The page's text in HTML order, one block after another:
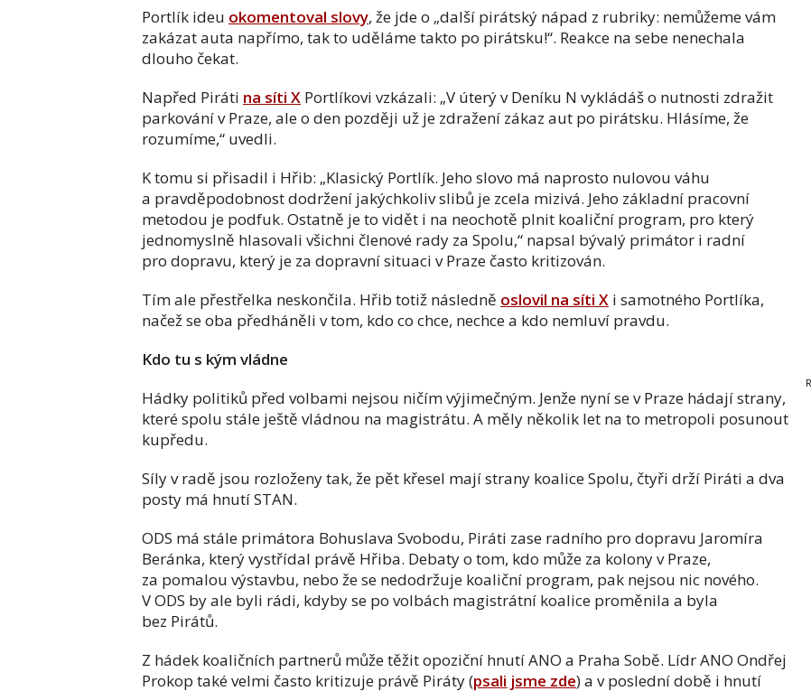
Portlík ideu okomentoval slovy, že jde o „další pirátský nápad z rubriky: nemůžeme vám
zakázat auta napřímo, tak to uděláme takto po pirátsku!“. Reakce na sebe nenechala
dlouho čekat.
Napřed Piráti na síti X Portlíkovi vzkázali: „V úterý v Deníku N vykládáš o nutnosti zdražit
parkování v Praze, ale o den později už je zdražení zákaz aut po pirátsku. Hlásíme, že
rozumíme,“ uvedli.
K tomu si přisadil i Hřib: „Klasický Portlík. Jeho slovo má naprosto nulovou váhu
a pravděpodobnost dodržení jakýchkoliv slibů je zcela mizivá. Jeho základní pracovní
metodou je podfuk. Ostatně je to vidět i na neochotě plnit koaliční program, pro který
jednomyslně hlasovali všichni členové rady za Spolu,“ napsal bývalý primátor i radní
pro dopravu, který je za dopravní situaci v Praze často kritizován.
Tím ale přestřelka neskončila. Hřib totiž následně oslovil na síti X i samotného Portlíka,
načež se oba předháněli v tom, kdo co chce, nechce a kdo nemluví pravdu.
Kdo tu s kým vládne
Hádky politiků před volbami nejsou ničím výjimečným. Jenže nyní se v Praze hádají strany,
které spolu stále ještě vládnou na magistrátu. A měly několik let na to metropoli posunout
kupředu.
Síly v radě jsou rozloženy tak, že pět křesel mají strany koalice Spolu, čtyři drží Piráti a dva
posty má hnutí STAN.
ODS má stále primátora Bohuslava Svobodu, Piráti zase radního pro dopravu Jaromíra
Beránka, který vystřídal právě Hřiba. Debaty o tom, kdo může za kolony v Praze,
za pomalou výstavbu, nebo že se nedodržuje koaliční program, pak nejsou nic nového.
V ODS by ale byli rádi, kdyby se po volbách magistrátní koalice proměnila a byla
bez Pirátů.
Z hádek koaličních partnerů může těžit opoziční hnutí ANO a Praha Sobě. Lídr ANO Ondřej
Prokop také velmi často kritizuje právě Piráty (psali jsme zde) a v poslední době i hnutí